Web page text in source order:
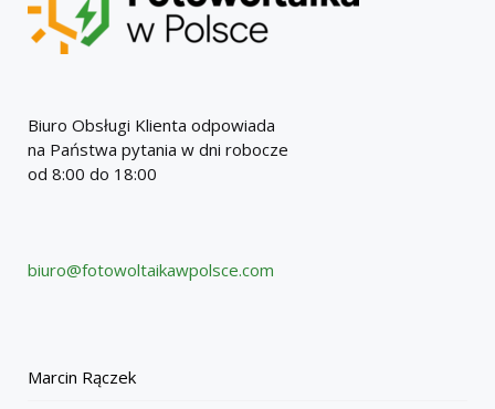
Biuro Obsługi Klienta odpowiada
na Państwa pytania w dni robocze
od 8:00 do 18:00
biuro@fotowoltaikawpolsce.com
Marcin Rączek